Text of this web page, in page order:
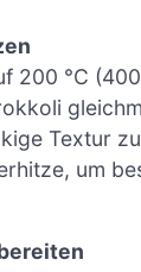
200 °C
Textur
um